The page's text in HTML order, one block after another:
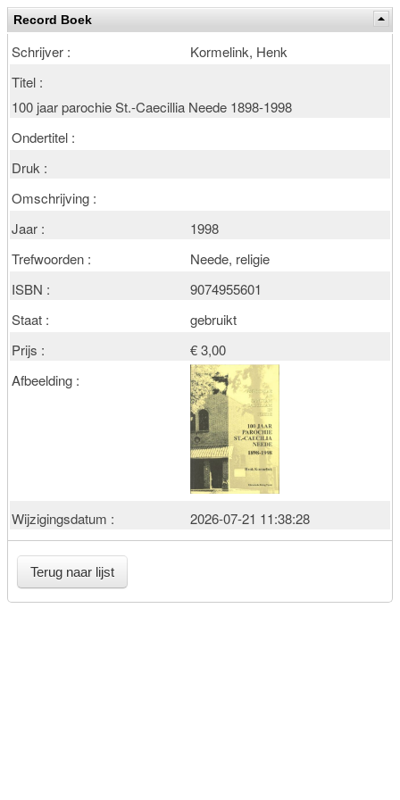
Record Boek
Schrijver :
Kormelink, Henk
Titel :
100 jaar parochie St.-Caecillia Neede 1898-1998
Ondertitel :
Druk :
Omschrijving :
Jaar :
1998
Trefwoorden :
Neede, religie
ISBN :
9074955601
Staat :
gebruikt
Prijs :
€ 3,00
Afbeelding :
Wijzigingsdatum : 2026-07-21 11:38:28